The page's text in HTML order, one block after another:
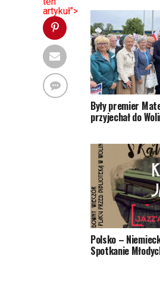
artykuł">
Były premier
przyjechał do
Polsko –
Spotkanie